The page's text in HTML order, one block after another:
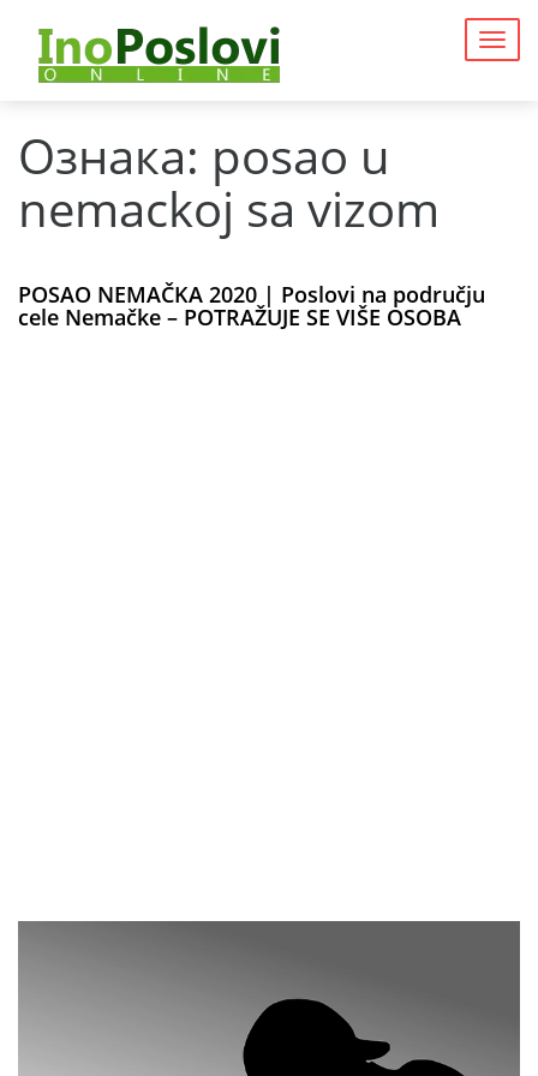
Ознака: posao u
nemackoj sa vizom
POSAO NEMAČKA 2020 | Poslovi na području
cele Nemačke – POTRAŽUJE SE VIŠE OSOBA